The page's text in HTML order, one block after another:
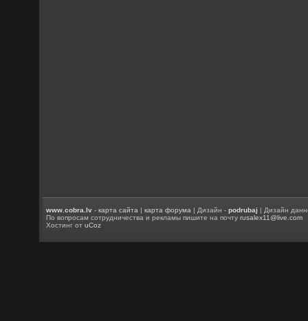
www.cobra.lv -карта сайта |карта форума | Дизайн -podrubaj | Дизайн
По вопросам сотрудничества и рекламы пишите на почтуrusalex11@live.com
Хостинг отuCoz